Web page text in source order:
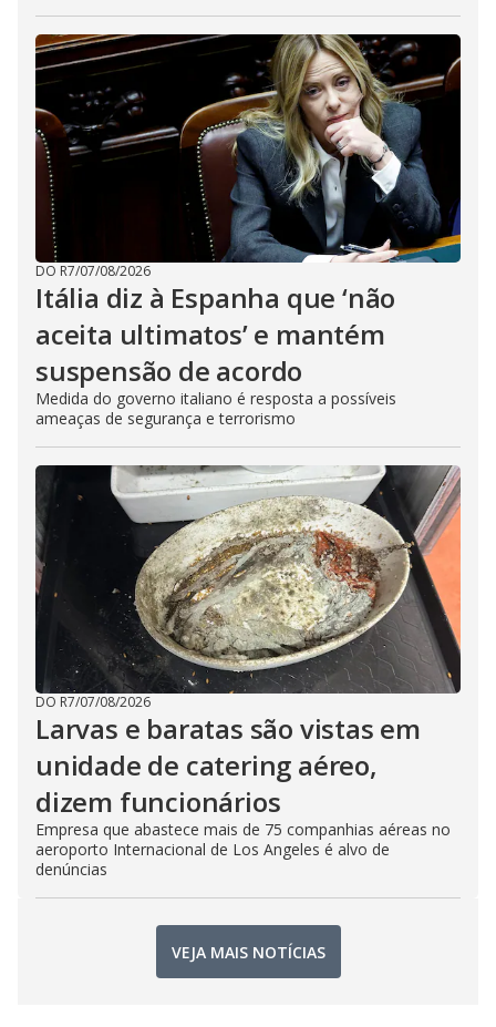
DO R7/07/08/2026
Itália diz à Espanha que ‘não
aceita ultimatos’ e mantém
suspensão de acordo
Medida do governo italiano é resposta a possíveis
ameaças de segurança e terrorismo
DO R7/07/08/2026
Larvas e baratas são vistas em
unidade de catering aéreo,
dizem funcionários
Empresa que abastece mais de 75 companhias aéreas no
aeroporto Internacional de Los Angeles é alvo de
denúncias
VEJA MAIS NOTÍCIAS